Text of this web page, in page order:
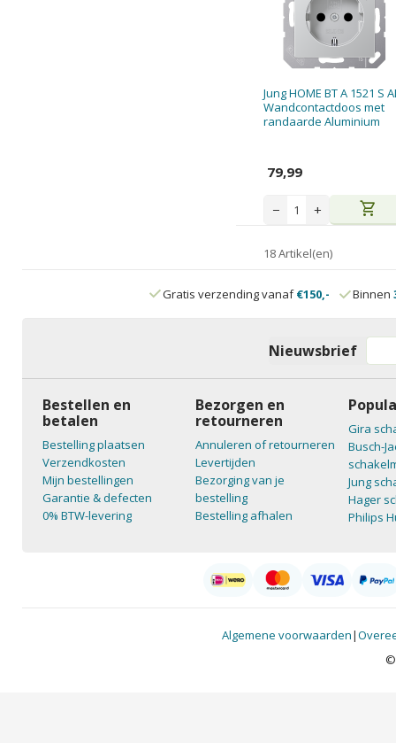
Jung HOME BT A 1521 S
Wandcontactdoos met
randaarde Aluminium
79,99
− + shopping_cart
18 Artikel(en)
Gratis verzending vanaf€150,- Binnen
Nieuwsbrief
Bestellen en
betalen
Bestelling plaatsen
Verzendkosten
Mijn bestellingen
Garantie & defecten
0% BTW-levering
Bezorgen en
retourneren
Annuleren of retourneren
Levertijden
Bezorging van je
bestelling
Bestelling afhalen
Gira
Busch-
Jung
Hager
Philips
Algemene voorwaarden|
©